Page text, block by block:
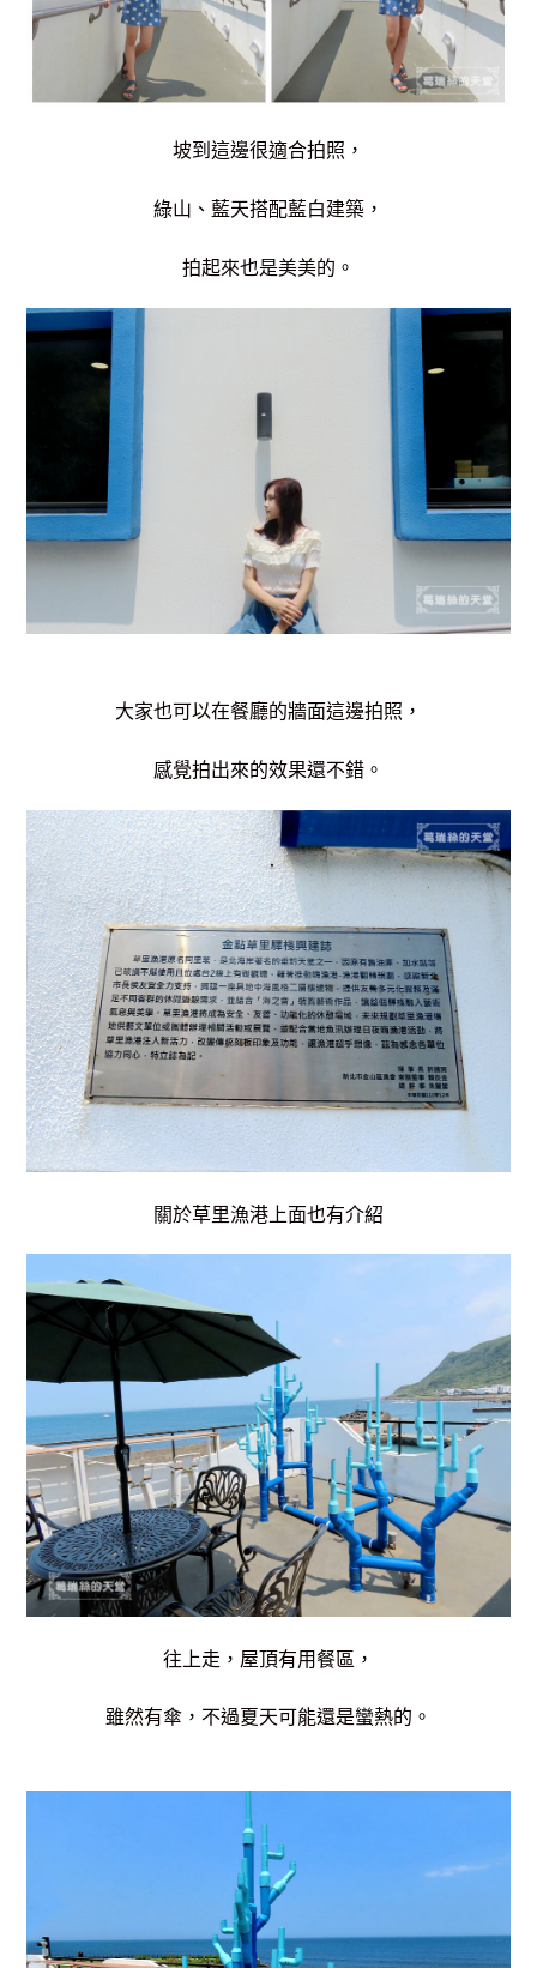
坡到這邊很適合拍照，
綠山、藍天搭配藍白建築，
拍起來也是美美的。
大家也可以在餐廳的牆面這邊拍照，
感覺拍出來的效果還不錯。
關於草里漁港上面也有介紹
往上走，屋頂有用餐區，
雖然有傘，不過夏天可能還是蠻熱的。